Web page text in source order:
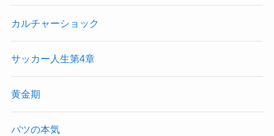
カルチャーショック
サッカー人生第4章
黄金期
パツの本気